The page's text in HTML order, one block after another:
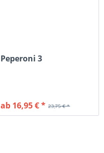
Peperoni 3
23,75 € *
ab 16,95 € *